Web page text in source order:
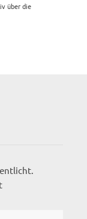
über die